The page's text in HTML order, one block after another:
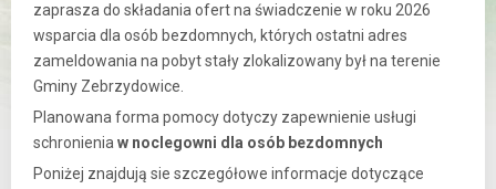
zaprasza do składania ofert na świadczenie w roku 2026
wsparcia dla osób bezdomnych, których ostatni adres
zameldowania na pobyt stały zlokalizowany był na terenie
Gminy Zebrzydowice.
Planowana forma pomocy dotyczy zapewnienie usługi
schronienia w noclegowni dla osób bezdomnych
Poniżej znajdują sie szczegółowe informacje dotyczące